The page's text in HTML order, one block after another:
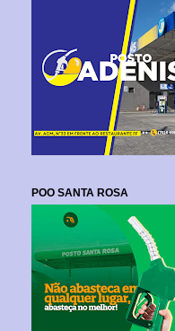
POO SANTA ROSA